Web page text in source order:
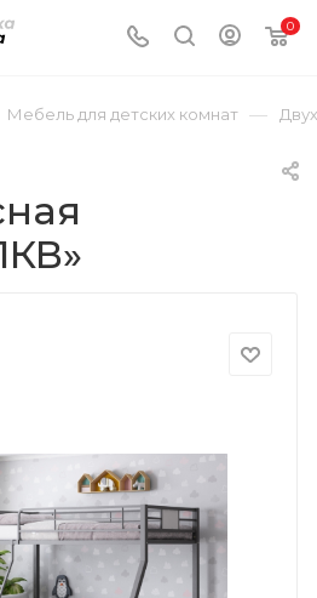
0
Мебель для детских комнат —